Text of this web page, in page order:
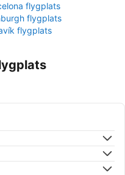
flygplats
flygplats
flygplats